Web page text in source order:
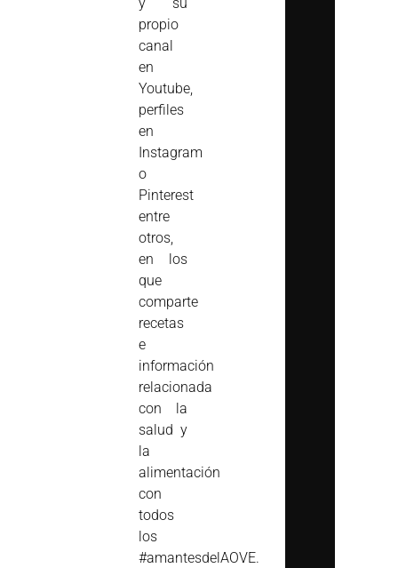
y su
propio
canal
en
Youtube,
perfiles
en
Instagram
o
Pinterest
entre
otros,
en los
que
comparte
recetas
e
información
relacionada
con la
salud y
la
alimentación
con
todos
los
#amantesdelAOVE.